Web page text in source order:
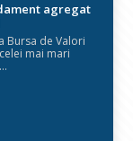
agregat
Bursa de Valori
mai mari